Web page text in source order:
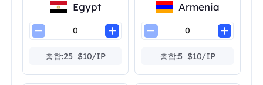
Egypt
총합:25 $10/IP
Armenia
총합:5 $10/IP